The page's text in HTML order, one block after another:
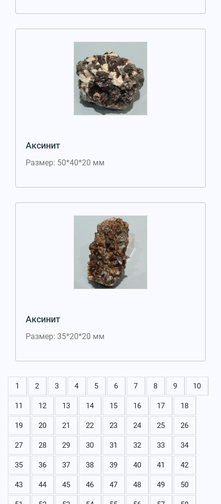
Аксинит
Размер: 50*40*20 мм
Аксинит
Размер: 35*20*20 мм
1 2 3 4 5 6 7 8 9 10
11 12 13 14 15 16 17 18
19 20 21 22 23 24 25 26
27 28 29 30 31 32 33 34
35 36 37 38 39 40 41 42
43 44 45 46 47 48 49 50